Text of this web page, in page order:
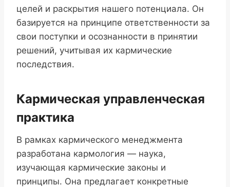
целей и раскрытия нашего потенциала. Он
базируется на принципе ответственности за
свои поступки и осознанности в принятии
решений, учитывая их кармические
последствия.
Кармическая управленческая
практика
В рамках кармического менеджмента
разработана кармология — наука,
изучающая кармические законы и
принципы. Она предлагает конкретные